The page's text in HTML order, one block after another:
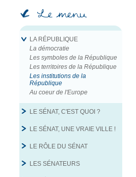
Le menu
LA RÉPUBLIQUE
La démocratie
Les symboles de la République
Les territoires de la République
Les institutions de la
République
Au coeur de l'Europe
LE SÉNAT, C'EST QUOI ?
LE SÉNAT, UNE VRAIE VILLE !
LE RÔLE DU SÉNAT
LES SÉNATEURS